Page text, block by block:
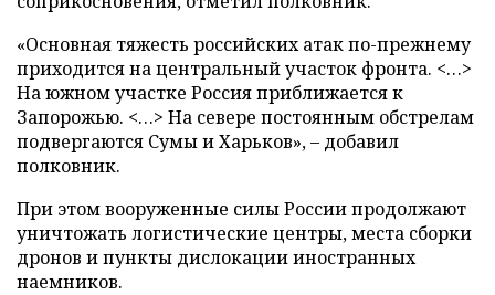
«Основная тяжесть российских атак по-прежнему
приходится на центральный участок фронта. <…>
На южном участке Россия приближается к
Запорожью. <…> На севере постоянным обстрелам
подвергаются Сумы и Харьков», – добавил
полковник.
При этом вооруженные силы России продолжают
уничтожать логистические центры, места сборки
дронов и пункты дислокации иностранных
наемников.